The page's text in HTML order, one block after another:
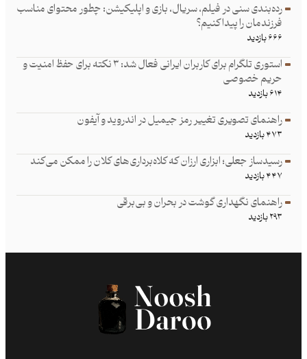
رده‌بندی سنی در فیلم، سریال، بازی و اپلیکیشن: چطور محتوای مناسب
فرزند‌مان را پیدا کنیم؟
۶۶۶ بازدید
استوری تلگرام برای کاربران ایرانی فعال شد: ۳ نکته برای حفظ امنیت و
حریم خصوصی
۶۱۴ بازدید
راهنمای تصویری تغییر رمز جیمیل در اندروید و آیفون
۴۷۳ بازدید
رسیدساز جعلی؛ ابزاری ارزان که کلاه‌برداری‌های کلان را ممکن می‌کند
۴۴۷ بازدید
راهنمای نگهداری گوشت در بحران و بی‌برقی
۲۹۳ بازدید